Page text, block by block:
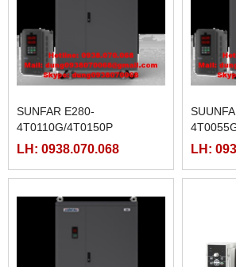
SUNFAR E280-
4T0110G/4T0150P
LH: 0938.070.068 LH: